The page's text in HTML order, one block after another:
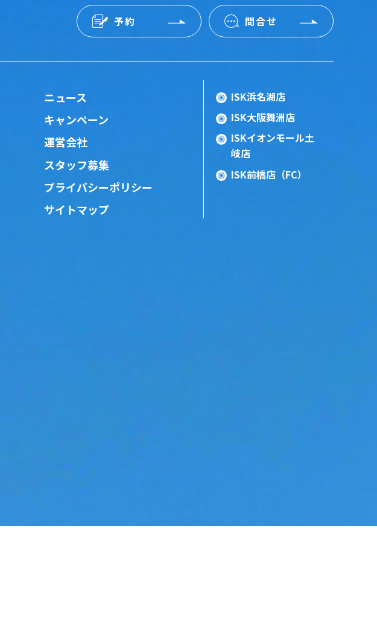
予約 問合せ
ニュース
キャンペーン
運営会社
スタッフ募集
プライバシーポリシー
サイトマップ
ISK浜名湖店
ISK大阪舞洲店
ISKイオンモール土
岐店
ISK前橋店（FC）